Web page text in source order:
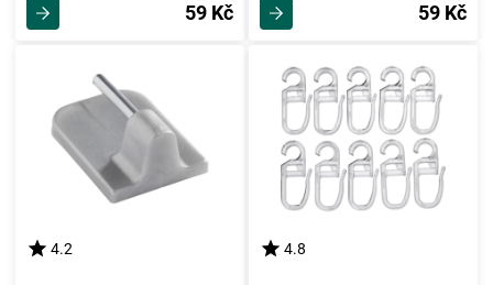
59 Kč 59 Kč
4.2 4.8